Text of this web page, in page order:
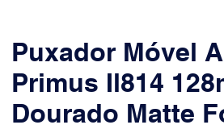
Puxador Móvel
Primus Il814
Dourado Matte